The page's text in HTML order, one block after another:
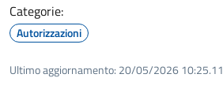
Categorie:
Autorizzazioni
Ultimo aggiornamento: 20/05/2026 10:25.11